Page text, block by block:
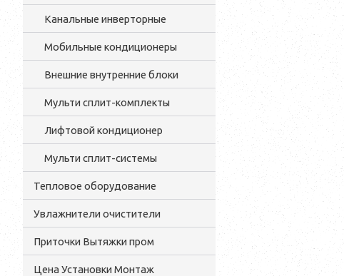
Канальные инверторные
Мобильные кондиционеры
Внешние внутренние блоки
Мульти cплит-комплекты
Лифтовой кондиционер
Мульти сплит-системы
Тепловое оборудование
Увлажнители очистители
Приточки Вытяжки пром
Цена Установки Монтаж